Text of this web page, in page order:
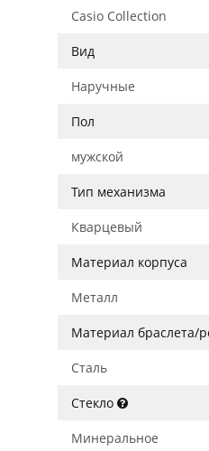
Casio Collection
Вид
Наручные
Пол
мужской
Тип механизма
Кварцевый
Материал корпуса
Металл
Материал браслета/
Сталь
Стекло
Минеральное